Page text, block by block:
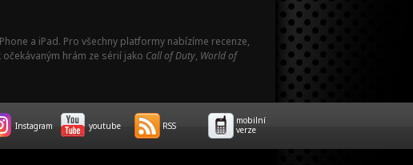
a iPad. Pro všechny platformy nabízíme recenze,
hrám ze sérií jako Call of Duty, World of
Instagram youtube RSS
mobilní
verze